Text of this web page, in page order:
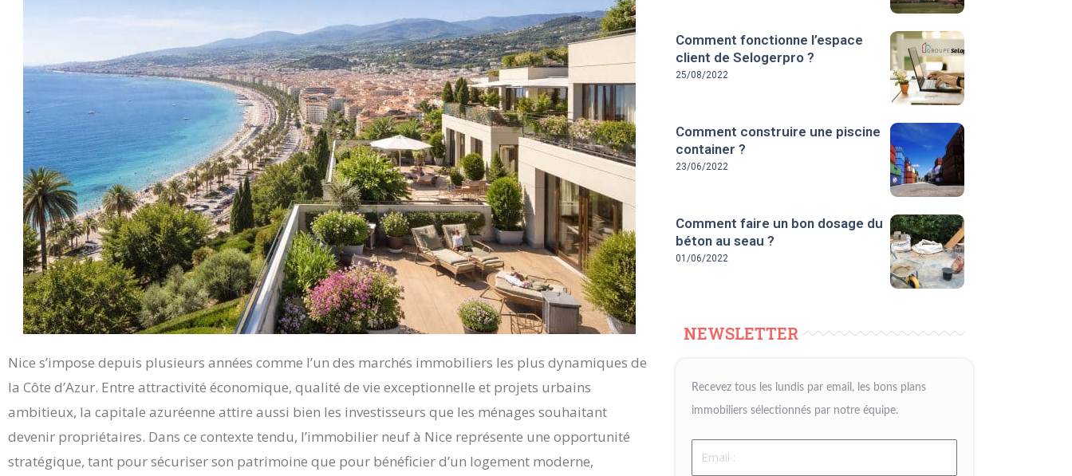
Nice s’impose depuis plusieurs années comme l’un des marchés immobiliers les plus dynamiques de
la Côte d’Azur. Entre attractivité économique, qualité de vie exceptionnelle et projets urbains
ambitieux, la capitale azuréenne attire aussi bien les investisseurs que les ménages souhaitant
devenir propriétaires. Dans ce contexte tendu, l’immobilier neuf à Nice représente une opportunité
stratégique, tant pour sécuriser son patrimoine que pour bénéficier d’un logement moderne,
Comment fonctionne l’espace
client de Selogerpro ?
25/08/2022
Comment construire une piscine
container ?
23/06/2022
Comment faire un bon dosage du
béton au seau ?
01/06/2022
NEWSLETTER
Recevez tous les lundis par email, les bons plans
immobiliers sélectionnés par notre équipe.
Email